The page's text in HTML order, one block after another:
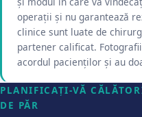
operații și nu garantează
clinice sunt luate de
partener calificat.
acordul pacienților și au
PLANIFICAȚI-VĂ
DE PĂR